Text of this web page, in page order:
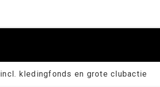
incl. kledingfonds en grote clubactie